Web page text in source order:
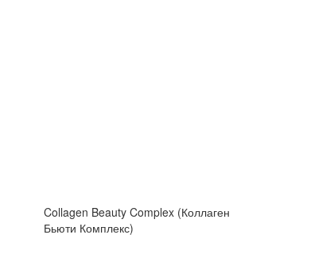
Collagen Beauty Complex (Коллаген
Бьюти Комплекс)